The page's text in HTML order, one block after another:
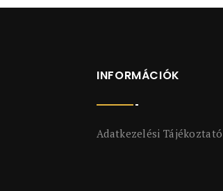
INFORMÁCIÓK
Adatkezelési Tájékoztató